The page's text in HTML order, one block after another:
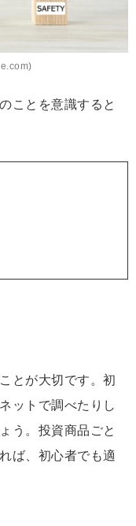
ことを意識すると
とが大切です。初
ットで調べたりし
う。投資商品ごと
ば、初心者でも適